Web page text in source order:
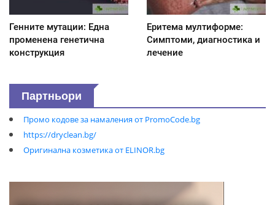
Генните мутации: Една
променена генетична
конструкция
Еритема мултиформе:
Симптоми, диагностика и
лечение
Партньори
Промо кодове за намаления от PromoCode.bg
https://dryclean.bg/
Оригинална козметика от ELINOR.bg